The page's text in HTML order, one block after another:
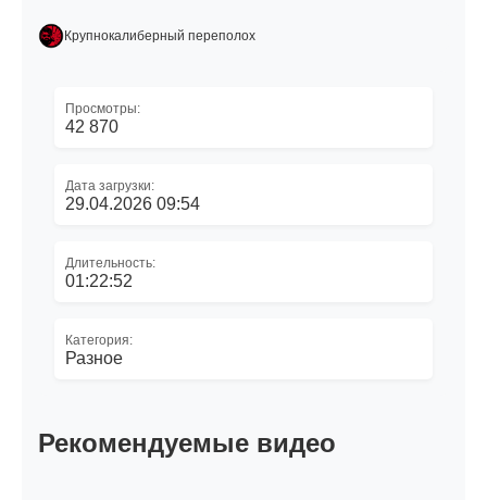
Крупнокалиберный переполох
Просмотры:
42 870
Дата загрузки:
29.04.2026 09:54
Длительность:
01:22:52
Категория:
Разное
Рекомендуемые видео